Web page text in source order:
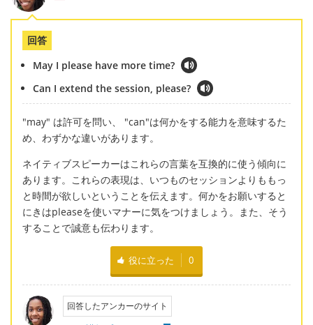
回答
May I please have more time?
Can I extend the session, please?
"may" は許可を問い、 "can"は何かをする能力を意味するた
め、わずかな違いがあります。
ネイティブスピーカーはこれらの言葉を互換的に使う傾向に
あります。これらの表現は、いつものセッションよりももっ
と時間が欲しいということを伝えます。何かをお願いすると
にきはpleaseを使いマナーに気をつけましょう。また、そう
することで誠意も伝わります。
役に立った 0
回答したアンカーのサイト